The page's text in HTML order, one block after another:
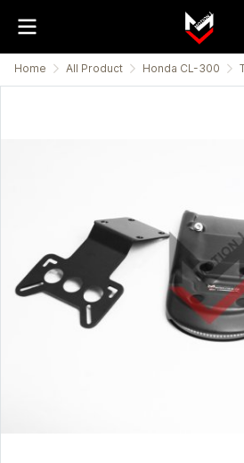
Home All Product Honda CL-300